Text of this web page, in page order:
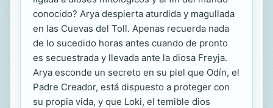
conocido? Arya despierta aturdida y magullada
en las Cuevas del Toll. Apenas recuerda nada
de lo sucedido horas antes cuando de pronto
es secuestrada y llevada ante la diosa Freyja.
Arya esconde un secreto en su piel que Odín, el
Padre Creador, está dispuesto a proteger con
su propia vida, y que Loki, el temible dios